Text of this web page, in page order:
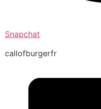
Snapchat
callofburgerfr